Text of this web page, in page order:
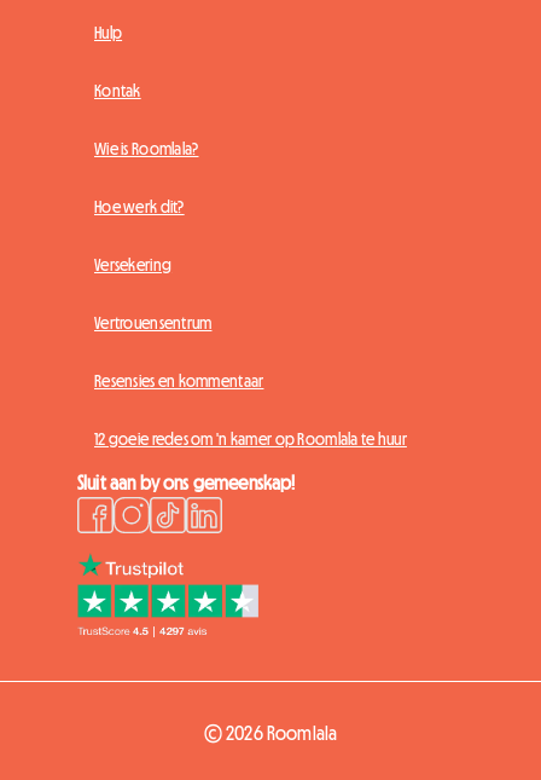
Hulp
Kontak
Wie is Roomlala?
Hoe werk dit?
Versekering
Vertrouensentrum
Resensies en kommentaar
12 goeie redes om 'n kamer op Roomlala te huur
Sluit aan by ons gemeenskap!
© 2026 Roomlala